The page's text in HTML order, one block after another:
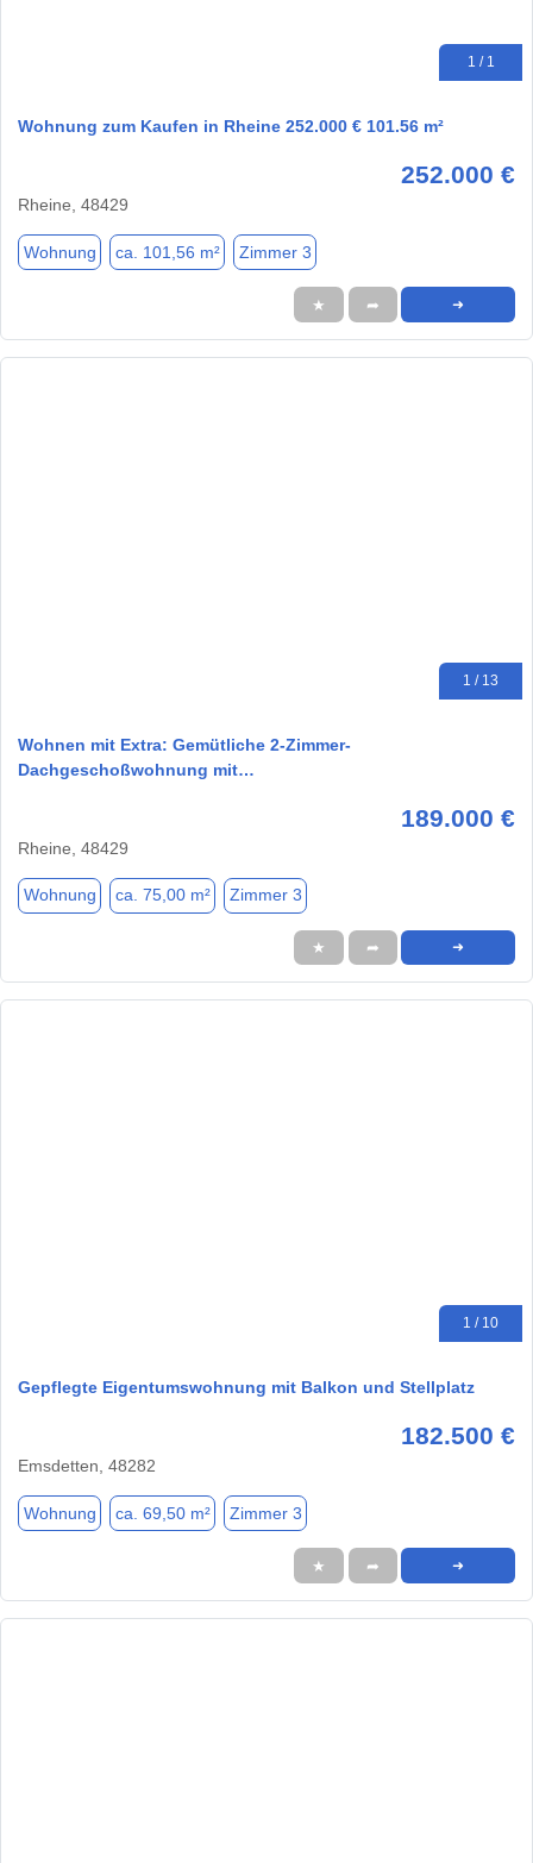
1 / 1
Wohnung zum Kaufen in Rheine 252.000 € 101.56 m²
252.000 €
Rheine, 48429
Wohnung ca. 101,56 m² Zimmer 3
★ ➦ ➜
1 / 13
Wohnen mit Extra: Gemütliche 2-Zimmer-
Dachgeschoßwohnung mit…
189.000 €
Rheine, 48429
Wohnung ca. 75,00 m² Zimmer 3
★ ➦ ➜
1 / 10
Gepflegte Eigentumswohnung mit Balkon und Stellplatz
182.500 €
Emsdetten, 48282
Wohnung ca. 69,50 m² Zimmer 3
★ ➦ ➜